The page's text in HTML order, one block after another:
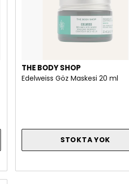
THE BODY SHOP
Edelweiss Göz Maskesi 20 ml
STOKTA YOK